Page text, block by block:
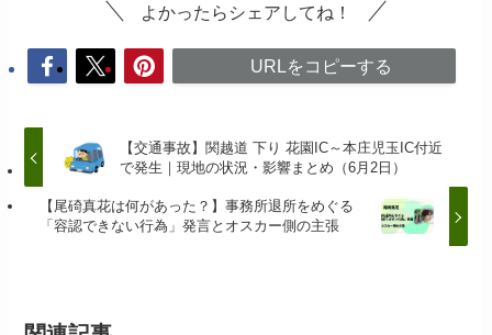
よかったらシェアしてね！
URLをコピーする
【交通事故】関越道 下り 花園IC～本庄児玉IC付近
で発生｜現地の状況・影響まとめ（6月2日）
【尾碕真花は何があった？】事務所退所をめぐる
「容認できない行為」発言とオスカー側の主張